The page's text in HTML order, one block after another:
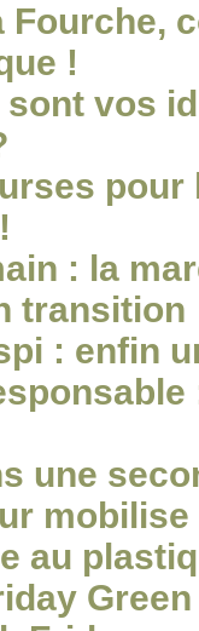
Fourche,
!
sont vos
pour
: la
transition
: enfin
une
au